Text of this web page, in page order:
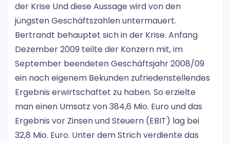
der Krise Und diese Aussage wird von den
jüngsten Geschäftszahlen untermauert.
Bertrandt behauptet sich in der Krise. Anfang
Dezember 2009 teilte der Konzern mit, im
September beendeten Geschäftsjahr 2008/09
ein nach eigenem Bekunden zufriedenstellendes
Ergebnis erwirtschaftet zu haben. So erzielte
man einen Umsatz von 384,6 Mio. Euro und das
Ergebnis vor Zinsen und Steuern (EBIT) lag bei
32,8 Mio. Euro. Unter dem Strich verdiente das